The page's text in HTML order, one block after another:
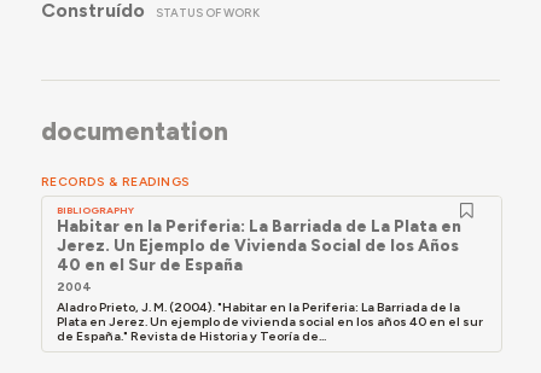
Construído STATUS OF WORK
documentation
RECORDS & READINGS
BIBLIOGRAPHY
Habitar en la Periferia: La Barriada de La Plata en
Jerez. Un Ejemplo de Vivienda Social de los Años
40 en el Sur de España
2004
Aladro Prieto, J. M. (2004). "Habitar en la Periferia: La Barriada de la
Plata en Jerez. Un ejemplo de vivienda social en los años 40 en el sur
de España." Revista de Historia y Teoría de...